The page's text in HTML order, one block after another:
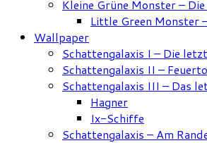
Kleine Grüne Monster –
Little Green Monster
Wallpaper
Schattengalaxis I – Die
Schattengalaxis II –
Schattengalaxis III – Das
Hagner
Ix-Schiffe
Schattengalaxis – Am